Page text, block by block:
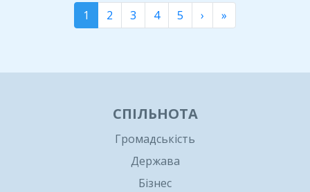
1 2 3 4 5 › »
СПІЛЬНОТА
Громадськість
Держава
Бізнес